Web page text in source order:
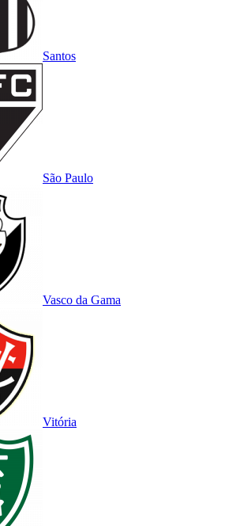
Santos
São Paulo
Vasco da Gama
Vitória